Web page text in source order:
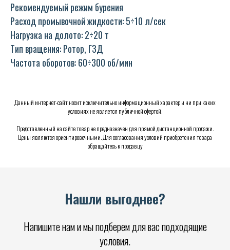
Рекомендуемый режим бурения
Расход промывочной жидкости: 5÷10 л/сек
Нагрузка на долото: 2÷20 т
Тип вращения: Ротор, ГЗД
Частота оборотов: 60÷300 об/мин
Данный интернет-сайт носит исключительно информационный характер и ни при каких
условиях не является публичной офертой.
Представленный на сайте товар не предназначен для прямой дистанционной продажи.
Цены являются ориентировочными. Для согласования условий приобретения товара
обращайтесь к продавцу
Нашли выгоднее?
Напишите нам и мы подберем для вас подходящие
условия.